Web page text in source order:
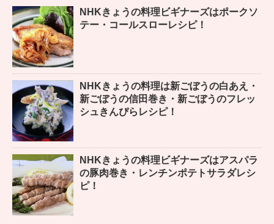
NHKきょうの料理ビギナーズはポークソ
テー・コールスローレシピ！
NHKきょうの料理は新ごぼうの白あえ・
新ごぼうの信田巻き・新ごぼうのフレッ
シュきんぴらレシピ！
NHKきょうの料理ビギナーズはアスパラ
の豚肉巻き・レンチンポテトサラダレシ
ピ！